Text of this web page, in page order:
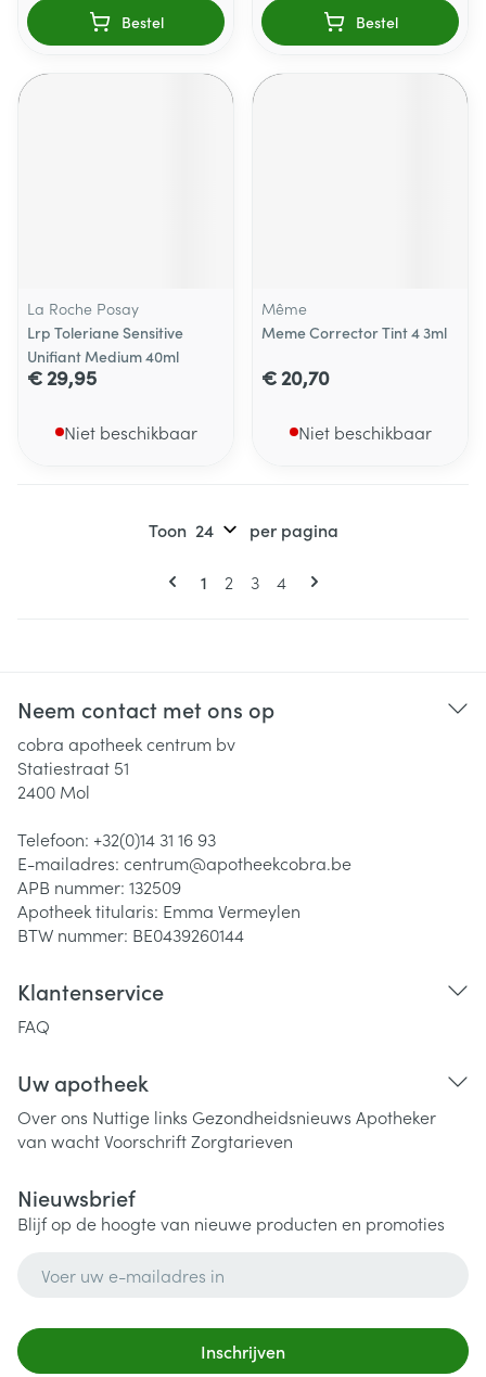
Bestel Bestel
La Roche Posay
Lrp Toleriane Sensitive
Unifiant Medium 40ml
€ 29,95
Niet beschikbaar
Même
Meme Corrector Tint 4 3ml
€ 20,70
Niet beschikbaar
Pagina's
U lees momenteel pagina
1 Pagina
2 Pagina
3 Pagina
4
Toon per pagina
Neem contact met ons op
cobra apotheek centrum bv
Statiestraat 51
2400 Mol
Telefoon: +32(0)14 31 16 93
E-mailadres: centrum@apotheekcobra.be
APB nummer: 132509
Apotheek titularis: Emma Vermeylen
BTW nummer: BE0439260144
Klantenservice
FAQ
Uw apotheek
Over ons Nuttige links Gezondheidsnieuws Apotheker
van wachtVoorschriftZorgtarieven
Nieuwsbrief
Blijf op de hoogte van nieuwe producten en promoties
Inschrijven